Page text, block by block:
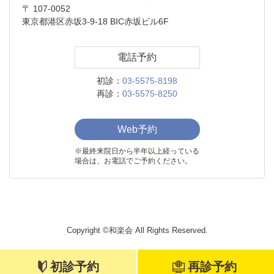
〒 107-0052
東京都港区赤坂3-9-18 BIC赤坂ビル6F
電話予約
初診： 03-5575-8198
再診： 03-5575-8250
Web予約
※最終来院日から半年以上経っている
場合は、お電話でご予約ください。
Copyright ©和楽会 All Rights Reserved.
初診予約 再診予約